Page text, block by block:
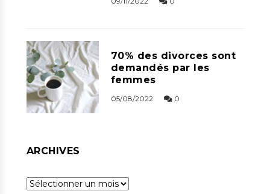
70% des divorces sont
demandés par les
femmes
05/08/2022 0
ARCHIVES
Archives